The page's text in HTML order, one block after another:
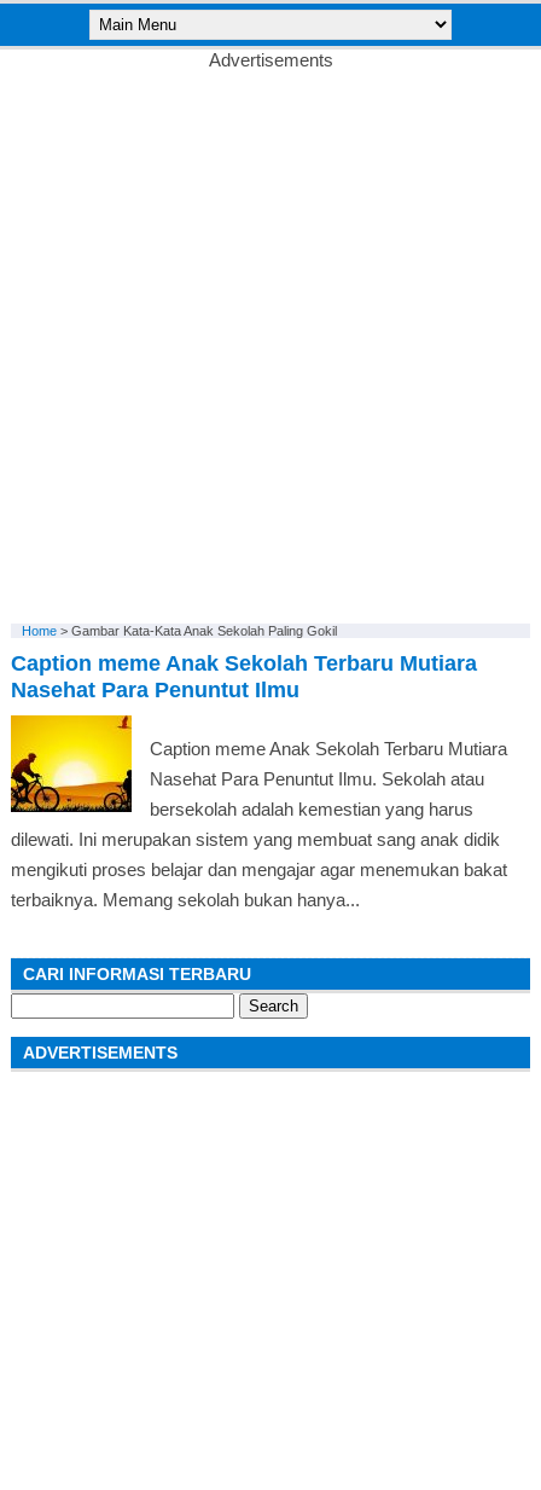
Advertisements
Home> Gambar Kata-Kata Anak Sekolah Paling Gokil
Caption meme Anak Sekolah Terbaru Mutiara
Nasehat Para Penuntut Ilmu
Caption meme Anak Sekolah Terbaru Mutiara
Nasehat Para Penuntut Ilmu. Sekolah atau
bersekolah adalah kemestian yang harus
dilewati. Ini merupakan sistem yang membuat sang anak didik
mengikuti proses belajar dan mengajar agar menemukan bakat
terbaiknya. Memang sekolah bukan hanya...
CARI INFORMASI TERBARU
for:
ADVERTISEMENTS